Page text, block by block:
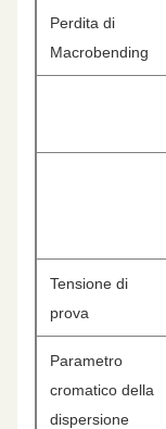
Perdita di
Macrobending
Tensione di
prova
Parametro
cromatico della
dispersione